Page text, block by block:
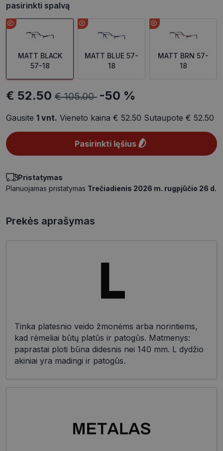
pasirinkti spalvą
MATT BLACK
57-18
MATT BLUE 57-
18
MATT BRN 57-
18
€ 52.50 € 105.00 -50 %
Gausite 1 vnt. Vieneto kaina € 52.50 Sutaupote € 52.50
Pasirinkti lęšius
Pristatymas
Planuojamas pristatymas Trečiadienis 2026 m. rugpjūčio 26 d.
Prekės aprašymas
Tinka platesnio veido žmonėms arba norintiems,
kad rėmeliai būtų platūs ir patogūs. Matmenys:
paprastai ploti būna didesnis nei 140 mm. L dydžio
akiniai yra madingi ir patogūs.